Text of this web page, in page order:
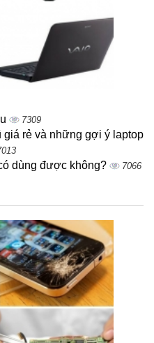
7309
giá rẻ và những gợi ý laptop
dùng được không? 7066